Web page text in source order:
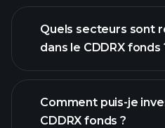
participations
Quels secteurs sont
dans le CDDRX fonds
Comment puis-je
CDDRX fonds ?